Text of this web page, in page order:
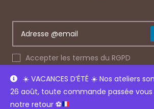
☀️ VACANCES D’ÉTÉ ☀️ Nos ateliers
26 août, toute commande passée vous
notre retour ⚽
Accepter les termes du RGPD
© COPYRIGHT 2022 – LES